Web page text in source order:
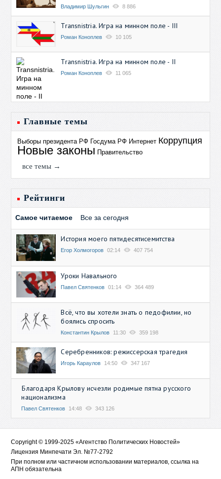
Владимир Шульгин 8 886
Transnistria. Игра на минном поле - III
Роман Коноплев 10 105
Transnistria. Игра на минном поле - II
Роман Коноплев 11 065
Главные темы
Выборы президента РФ Госдума РФ Интернет Коррупция
Новые законы Правительство
все темы →
Рейтинги
Самое читаемое Все за сегодня
История моего пятидесятисемитства
Егор Холмогоров 02:14 407 754
Уроки Навального
Павел Святенков 01:14 364 489
Всё, что вы хотели знать о педофилии, но
боялись спросить
Константин Крылов 11:30 359 198
Серебренников: режиссерская трагедия
Игорь Караулов 14:50 347 167
Благодаря Крылову исчезли родимые пятна русского
национализма
Павел Святенков 14:48 343 126
Copyright © 1999-2025 «Агентство Политических Новостей»
Лицензия Минпечати Эл. №77-2792
При полном или частичном использовании материалов, ссылка на
АПН обязательна